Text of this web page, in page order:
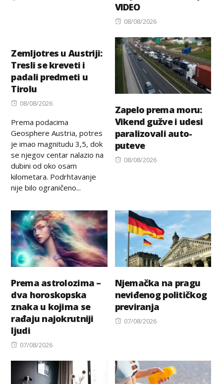
VIDEO
Posted
08/08/2026
Zemljotres u Austriji:
Tresli se kreveti i
padali predmeti u
Tirolu
Posted
08/08/2026
Prema podacima
Geosphere Austria, potres
je imao magnitudu 3,5, dok
se njegov centar nalazio na
dubini od oko osam
kilometara. Podrhtavanje
nije bilo ograničeno...
Zapelo prema moru:
Vikend gužve i udesi
paralizovali auto-
puteve
Posted
08/08/2026
Prema astrolozima –
dva horoskopska
znaka u kojima se
rađaju najokrutniji
ljudi
Posted
07/08/2026
Njemačka na pragu
neviđenog političkog
previranja
Posted
07/08/2026